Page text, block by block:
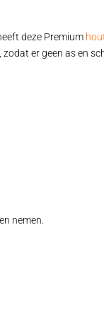
deze Premium
er geen as en
nemen.